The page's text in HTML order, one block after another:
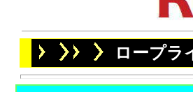
ロープラ